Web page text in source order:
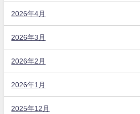
2026年4月
2026年3月
2026年2月
2026年1月
2025年12月